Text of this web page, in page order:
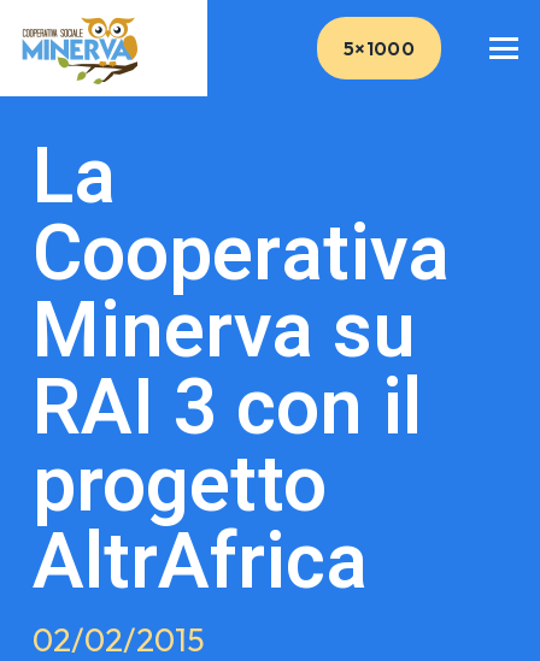
5×1000
La
Cooperativa
Minerva su
RAI 3 con il
progetto
AltrAfrica
02/02/2015